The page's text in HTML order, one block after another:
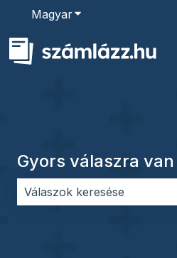
MagyarAlmenü
Gyors válaszra